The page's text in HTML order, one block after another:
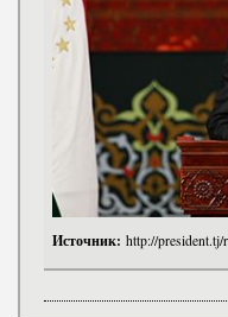
Источник: http://president.tj/